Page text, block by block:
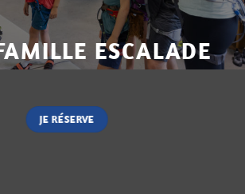
ESCALADE
JE RÉSERVE